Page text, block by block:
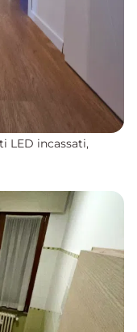
LED incassati,